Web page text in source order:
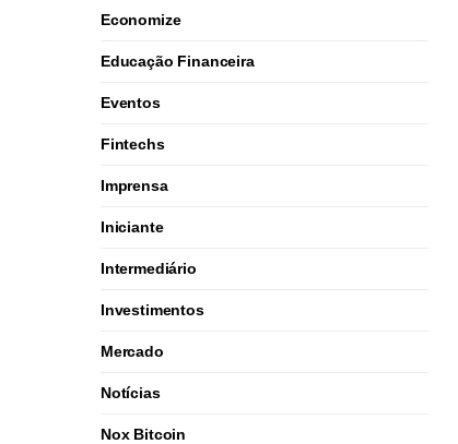
Economize
Educação Financeira
Eventos
Fintechs
Imprensa
Iniciante
Intermediário
Investimentos
Mercado
Notícias
Nox Bitcoin